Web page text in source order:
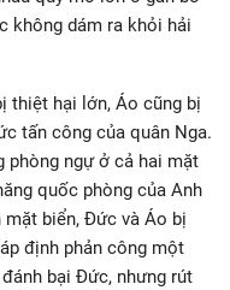
không dám ra khỏi hải
thiệt hại lớn, Áo cũng bị
tấn công của quân Nga.
phòng ngự ở cả hai mặt
quốc phòng của Anh
mặt biển, Đức và Áo bị
định phản công một
bại Đức, nhưng rút